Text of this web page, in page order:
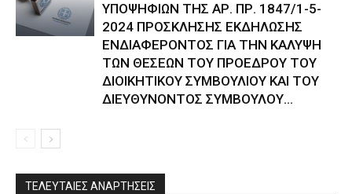
ΥΠΟΨΗΦΙΩΝ ΤΗΣ ΑΡ. ΠΡ. 1847/1-5-
2024 ΠΡΟΣΚΛΗΣΗΣ ΕΚΔΗΛΩΣΗΣ
ΕΝΔΙΑΦΕΡΟΝΤΟΣ ΓΙΑ ΤΗΝ ΚΑΛΥΨΗ
ΤΩΝ ΘΕΣΕΩΝ ΤΟΥ ΠΡΟΕΔΡΟΥ ΤΟΥ
ΔΙΟΙΚΗΤΙΚΟΥ ΣΥΜΒΟΥΛΙΟΥ ΚΑΙ ΤΟΥ
ΔΙΕΥΘΥΝΟΝΤΟΣ ΣΥΜΒΟΥΛΟΥ...
ΤΕΛΕΥΤΑΙΕΣ ΑΝΑΡΤΗΣΕΙΣ